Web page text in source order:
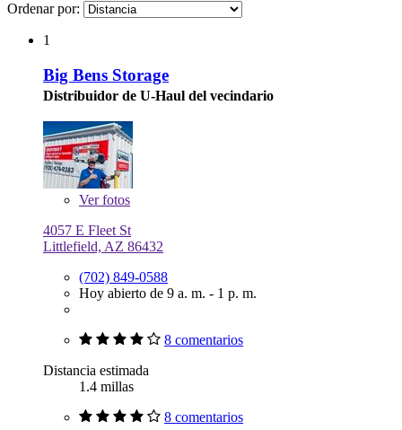
Ordenar por:
1
Big Bens Storage
Distribuidor de U-Haul del vecindario
Verfotos
4057 E Fleet St
Littlefield, AZ 86432
(702) 849-0588
Hoy abierto de 9 a. m. - 1 p. m.
8 comentarios
Distancia estimada
1.4 millas
8 comentarios